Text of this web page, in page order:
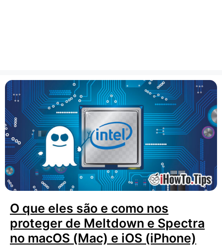
O que eles são e como nos
proteger de Meltdown e Spectra
no macOS (Mac) e iOS (iPhone)